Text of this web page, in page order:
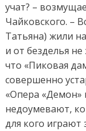
учат? –
Чайковского. –
Татьяна) жили
и от безделья не
что «Пиковая
совершенно
«Опера «Демон»
недоумевают,
для кого играют